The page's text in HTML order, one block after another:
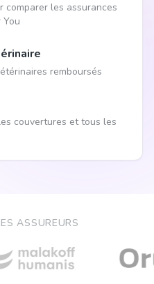
comparer les assurances
You
remboursés
couvertures et tous les
ASSUREURS